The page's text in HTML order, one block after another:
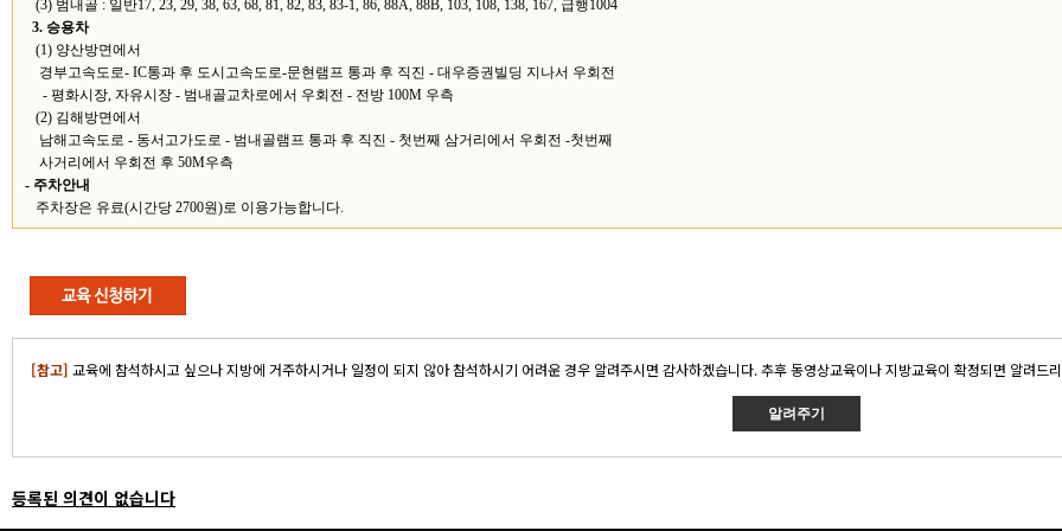
(3) 범내골 : 일반17, 23, 29, 38, 63, 68, 81, 82, 83, 83-1, 86, 88A, 88B, 103, 108, 138, 167, 급행1004
3. 승용차
(1) 양산방면에서
경부고속도로- IC통과 후 도시고속도로-문현램프 통과 후 직진 - 대우증권빌딩 지나서 우회전
- 평화시장, 자유시장 - 범내골교차로에서 우회전 - 전방 100M 우측
(2) 김해방면에서
남해고속도로 - 동서고가도로 - 범내골램프 통과 후 직진 - 첫번째 삼거리에서 우회전 -첫번째
사거리에서 우회전 후 50M우측
- 주차안내
주차장은 유료(시간당 2700원)로 이용가능합니다.
[참고] 교육에 참석하시고 싶으나 지방에 거주하시거나 일정이 되지 않아 참석하시기 어려운 경우 알려주시면 감사하겠습니다. 추후 동영상교육이나 지방교육이 확정되면 알려드
알려주기
등록된 의견이 없습니다